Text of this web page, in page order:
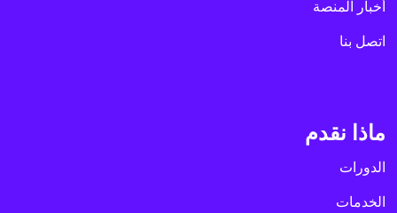
أخبار المنصة
اتصل بنا
ماذا نقدم
الدورات
الخدمات